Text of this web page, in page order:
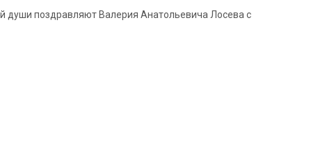
души поздравляют Валерия Анатольевича Лосева с